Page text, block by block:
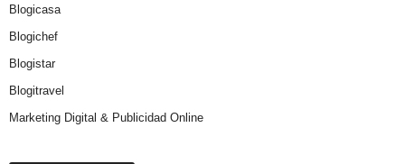
Blogicasa
Blogichef
Blogistar
Blogitravel
Marketing Digital & Publicidad Online